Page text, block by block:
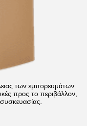
των εμπορευμάτων
προς το περιβάλλον,